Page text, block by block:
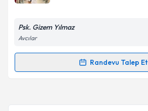
Psk. Gizem Yılmaz
Avcılar
Randevu Talep Et
Randevu Takvimi Talebi